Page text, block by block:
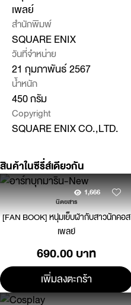
เพลย์
สำนักพิมพ์
SQUARE ENIX
วันที่จำหน่าย
21 กุมภาพันธ์ 2567
น้ำหนัก
450 กรัม
Copyright
SQUARE ENIX CO.,LTD.
สินค้าในซีรี่ส์เดียวกัน
1,666
นิตยสาร
[FAN BOOK] หนุ่มเย็บผ้ากับสาวนักคอส
เพลย์
690.00 บาท
เพิ่มลงตะกร้า